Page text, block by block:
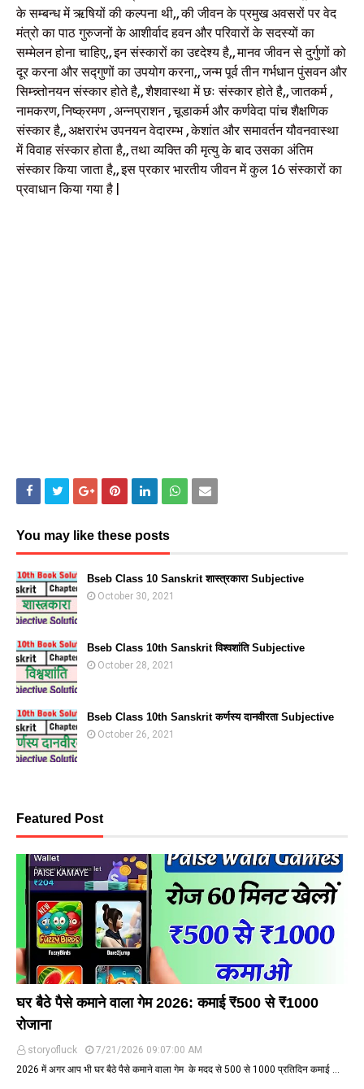
के सम्बन्ध में ऋषियों की कल्पना थी,, की जीवन के प्रमुख अवसरों पर वेद
मंत्रो का पाठ गुरुजनों के आशीर्वाद हवन और परिवारों के सदस्यों का
सम्मेलन होना चाहिए,, इन संस्कारों का उद्द्देश्य है,, मानव जीवन से दुर्गुणों को
दूर करना और सद्गुणों का उपयोग करना,, जन्म पूर्व तीन गर्भधान पुंसवन और
सिम्न्न्तोनयन संस्कार होते है,, शैशवास्था में छः संस्कार होते है,, जातकर्म ,
नामकरण, निष्क्रमण , अन्नप्राशन , चूडाकर्म और कर्णवेदा पांच शैक्षणिक
संस्कार है,, अक्षरारंभ उपनयन वेदारम्भ , केशांत और समावर्तन यौवनवास्था
में विवाह संस्कार होता है,, तथा व्यक्ति की मृत्यु के बाद उसका अंतिम
संस्कार किया जाता है,, इस प्रकार भारतीय जीवन में कुल 16 संस्कारों का
प्रवाधान किया गया है |
You may like these posts
Bseb Class 10 Sanskrit शास्त्रकारा Subjective
October 30, 2021
Bseb Class 10th Sanskrit विश्वशांति Subjective
October 28, 2021
Bseb Class 10th Sanskrit कर्णस्य दानवीरता Subjective
October 26, 2021
Featured Post
PAISE KAMAYE
घर बैठे पैसे कमाने वाला गेम 2026: कमाई ₹500 से ₹1000
रोजाना
storyofluck
7/21/2026 09:07:00 AM
2026 में अगर आप भी घर बैठे पैसे कमाने वाला गेम के मदद से ₹500 से ₹1000 प्रतिदिन कमाई …